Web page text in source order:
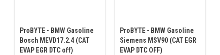
ProBYTE - BMW Gasoline
Bosch MEVD17.2.4 (CAT
EVAP EGR DTC off)
ProBYTE - BMW Gasoline
Siemens MSV90 (CAT EGR
EVAP DTC OFF)